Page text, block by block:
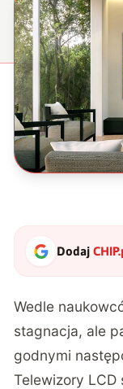
Dodaj
Wedle
stagnacja, ale
godnymi
Telewizory LCD